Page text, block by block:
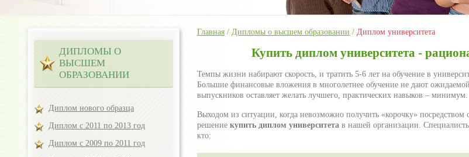
Главная / Дипломы о высшем образовании / Диплом университета
Купить диплом университета -
Темпы жизни набирают скорость, и тратить 5-6 лет на обучение в
Большие финансовые вложения в многолетнее обучение не дают ожидаемой
выпускников оставляет желать лучшего, практических навыков – минимум.
Выходом из ситуации, когда невозможно получить «корочку» посредством
решение купить диплом университета в нашей организации.
кто:
ДИПЛОМЫ О
ВЫСШЕМ
ОБРАЗОВАНИИ
Диплом нового образца
Диплом с 2011 по 2013 год
Диплом с 2009 по 2011 год